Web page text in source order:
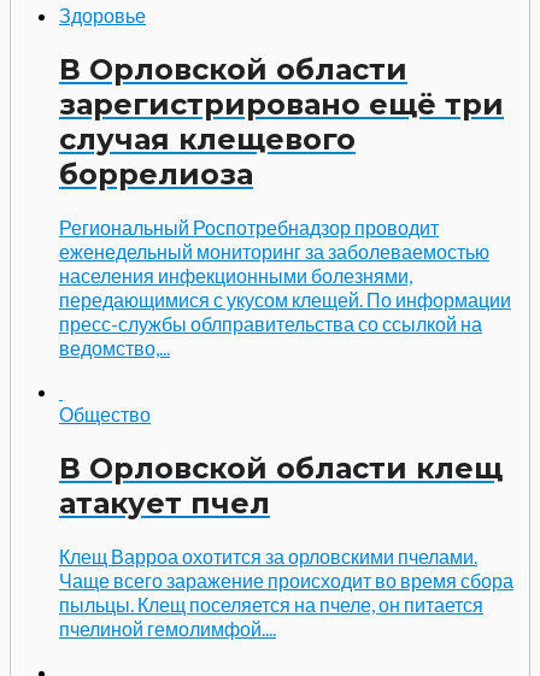
Здоровье
В Орловской области
зарегистрировано ещё три
случая клещевого
боррелиоза
Региональный Роспотребнадзор проводит
еженедельный мониторинг за заболеваемостью
населения инфекционными болезнями,
передающимися с укусом клещей. По информации
пресс-службы облправительства со ссылкой на
ведомство,...
Общество
В Орловской области клещ
атакует пчел
Клещ Варроа охотится за орловскими пчелами.
Чаще всего заражение происходит во время сбора
пыльцы. Клещ поселяется на пчеле, он питается
пчелиной гемолимфой....